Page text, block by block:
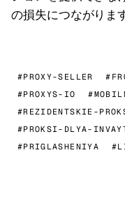
の損失につながりま
#PROXY-SELLER
#PROXYS-IO
#REZIDENTSKIE-
#PROKSI-DLYA-
#PRIGLASHENIYA